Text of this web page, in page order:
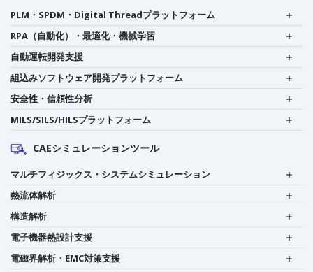
PLM・SPDM・Digital Threadプラットフォーム
RPA（自動化）・最適化・機械学習
自動運転開発支援
組込みソフトウェア開発プラットフォーム
安全性・信頼性分析
MILS/SILS/HILSプラットフォーム
CAEシミュレーションツール
マルチフィジックス・システムシミュレーション
熱流体解析
構造解析
電子機器熱設計支援
電磁界解析・EMC対策支援